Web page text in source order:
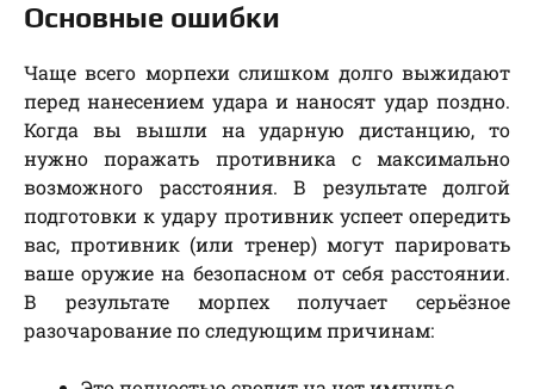
Основные ошибки
Чаще всего морпехи слишком долго выжидают
перед нанесением удара и наносят удар поздно.
Когда вы вышли на ударную дистанцию, то
нужно поражать противника с максимально
возможного расстояния. В результате долгой
подготовки к удару противник успеет опередить
вас, противник (или тренер) могут парировать
ваше оружие на безопасном от себя расстоянии.
В результате морпех получает серьёзное
разочарование по следующим причинам: